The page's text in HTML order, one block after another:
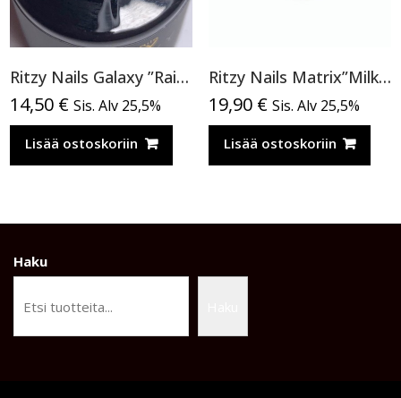
Ritzy Nails Galaxy ”Rainbow” 8ml
14,50 € Sis. Alv 25,5%
Lisää ostoskoriin
Ritzy Nails Matrix”Milky Rose” rakennegeeli, 04 9ml, Bottle builder gel
19,90 € Sis. Alv 25,5%
Lisää ostoskoriin
Haku